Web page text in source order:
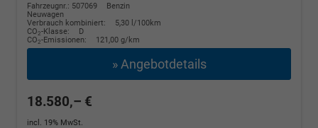
Fahrzeugnr.: 507069
Benzin
Neuwagen
Verbrauch kombiniert:
5,30 l/100km
CO2-Klasse:
D
CO2-Emissionen: 121,00 g/km
» Angebotdetails
18.580,– €
incl. 19% MwSt.